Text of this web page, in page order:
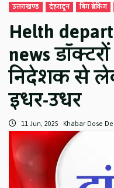
उत्तराखण्ड देहरादून बिग ब्रेकिंग
Helth
news
निदेशक से
इधर-उधर
11 Jun, 2025 Khabar Dose